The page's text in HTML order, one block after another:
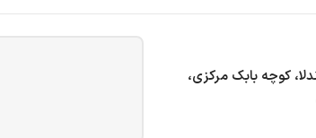
کوچه بابک مرکزی،